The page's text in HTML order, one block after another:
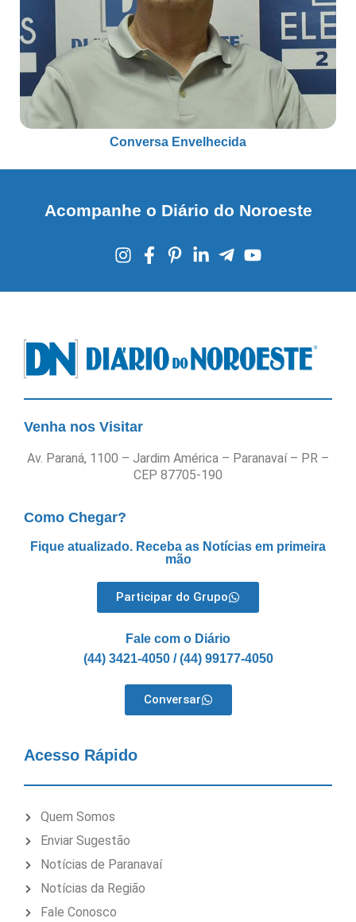
Conversa Envelhecida
Acompanhe o Diário do Noroeste
Venha nos Visitar
Av. Paraná, 1100 – Jardim América – Paranavaí – PR –
CEP 87705-190
Como Chegar?
Fique atualizado. Receba as Notícias em primeira
mão
Participar do Grupo
Fale com o Diário
(44) 3421-4050 / (44) 99177-4050
Conversar
Acesso Rápido
Quem Somos
Enviar Sugestão
Notícias de Paranavaí
Notícias da Região
Fale Conosco